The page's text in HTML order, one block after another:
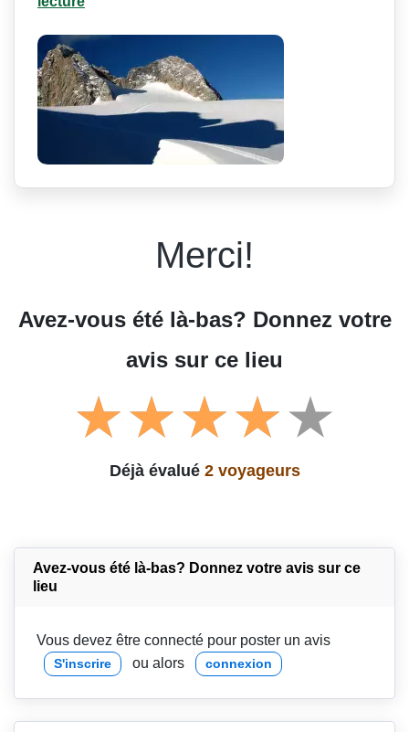
Merci!
Avez-vous été là-bas? Donnez votre
avis sur ce lieu
Déjà évalué 2 voyageurs
Avez-vous été là-bas? Donnez votre avis sur ce
lieu
Vous devez être connecté pour poster un avis
S'inscrire ou alors connexion